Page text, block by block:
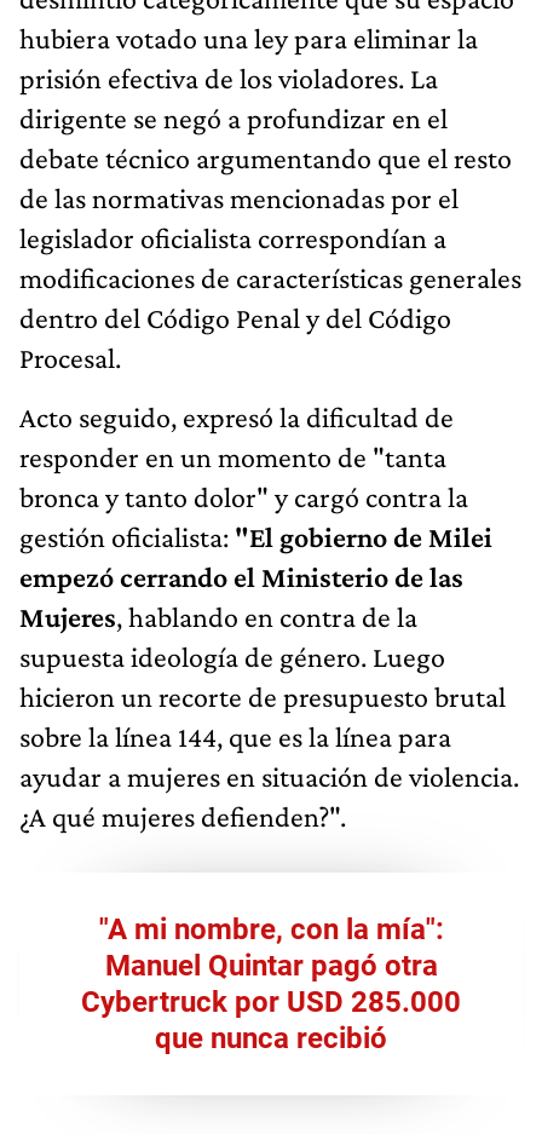
hubiera votado una ley para eliminar la
prisión efectiva de los violadores. La
dirigente se negó a profundizar en el
debate técnico argumentando que el resto
de las normativas mencionadas por el
legislador oficialista correspondían a
modificaciones de características generales
dentro del Código Penal y del Código
Procesal.
Acto seguido, expresó la dificultad de
responder en un momento de "tanta
bronca y tanto dolor" y cargó contra la
gestión oficialista: "El gobierno de Milei
empezó cerrando el Ministerio de las
Mujeres, hablando en contra de la
supuesta ideología de género. Luego
hicieron un recorte de presupuesto brutal
sobre la línea 144, que es la línea para
ayudar a mujeres en situación de violencia.
¿A qué mujeres defienden?".
"A mi nombre, con la mía":
Manuel Quintar pagó otra
Cybertruck por USD 285.000
que nunca recibió